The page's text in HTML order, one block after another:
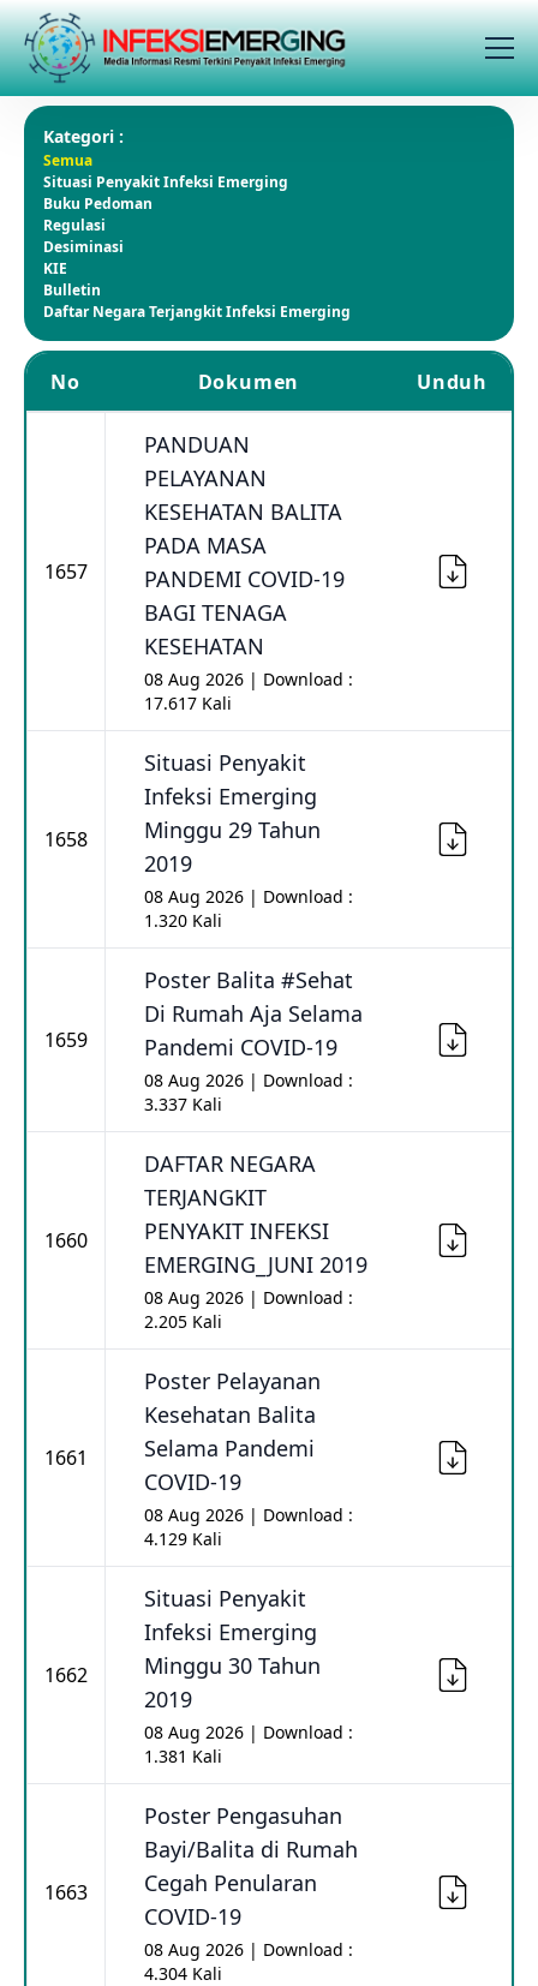
Kategori :
Semua
Situasi Penyakit Infeksi Emerging
Buku Pedoman
Regulasi
Desiminasi
KIE
Bulletin
Daftar Negara Terjangkit Infeksi Emerging
No Dokumen Unduh
1657
PANDUAN
PELAYANAN
KESEHATAN BALITA
PADA MASA
PANDEMI COVID-19
BAGI TENAGA
KESEHATAN
08 Aug 2026 | Download :
17.617 Kali
1658
Situasi Penyakit
Infeksi Emerging
Minggu 29 Tahun
2019
08 Aug 2026 | Download :
1.320 Kali
1659
Poster Balita #Sehat
Di Rumah Aja Selama
Pandemi COVID-19
08 Aug 2026 | Download :
3.337 Kali
1660
DAFTAR NEGARA
TERJANGKIT
PENYAKIT INFEKSI
EMERGING_JUNI 2019
08 Aug 2026 | Download :
2.205 Kali
1661
Poster Pelayanan
Kesehatan Balita
Selama Pandemi
COVID-19
08 Aug 2026 | Download :
4.129 Kali
1662
Situasi Penyakit
Infeksi Emerging
Minggu 30 Tahun
2019
08 Aug 2026 | Download :
1.381 Kali
1663
Poster Pengasuhan
Bayi/Balita di Rumah
Cegah Penularan
COVID-19
08 Aug 2026 | Download :
4.304 Kali